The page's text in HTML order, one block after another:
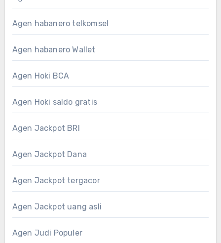
Agen habanero telkomsel
Agen habanero Wallet
Agen Hoki BCA
Agen Hoki saldo gratis
Agen Jackpot BRI
Agen Jackpot Dana
Agen Jackpot tergacor
Agen Jackpot uang asli
Agen Judi Populer